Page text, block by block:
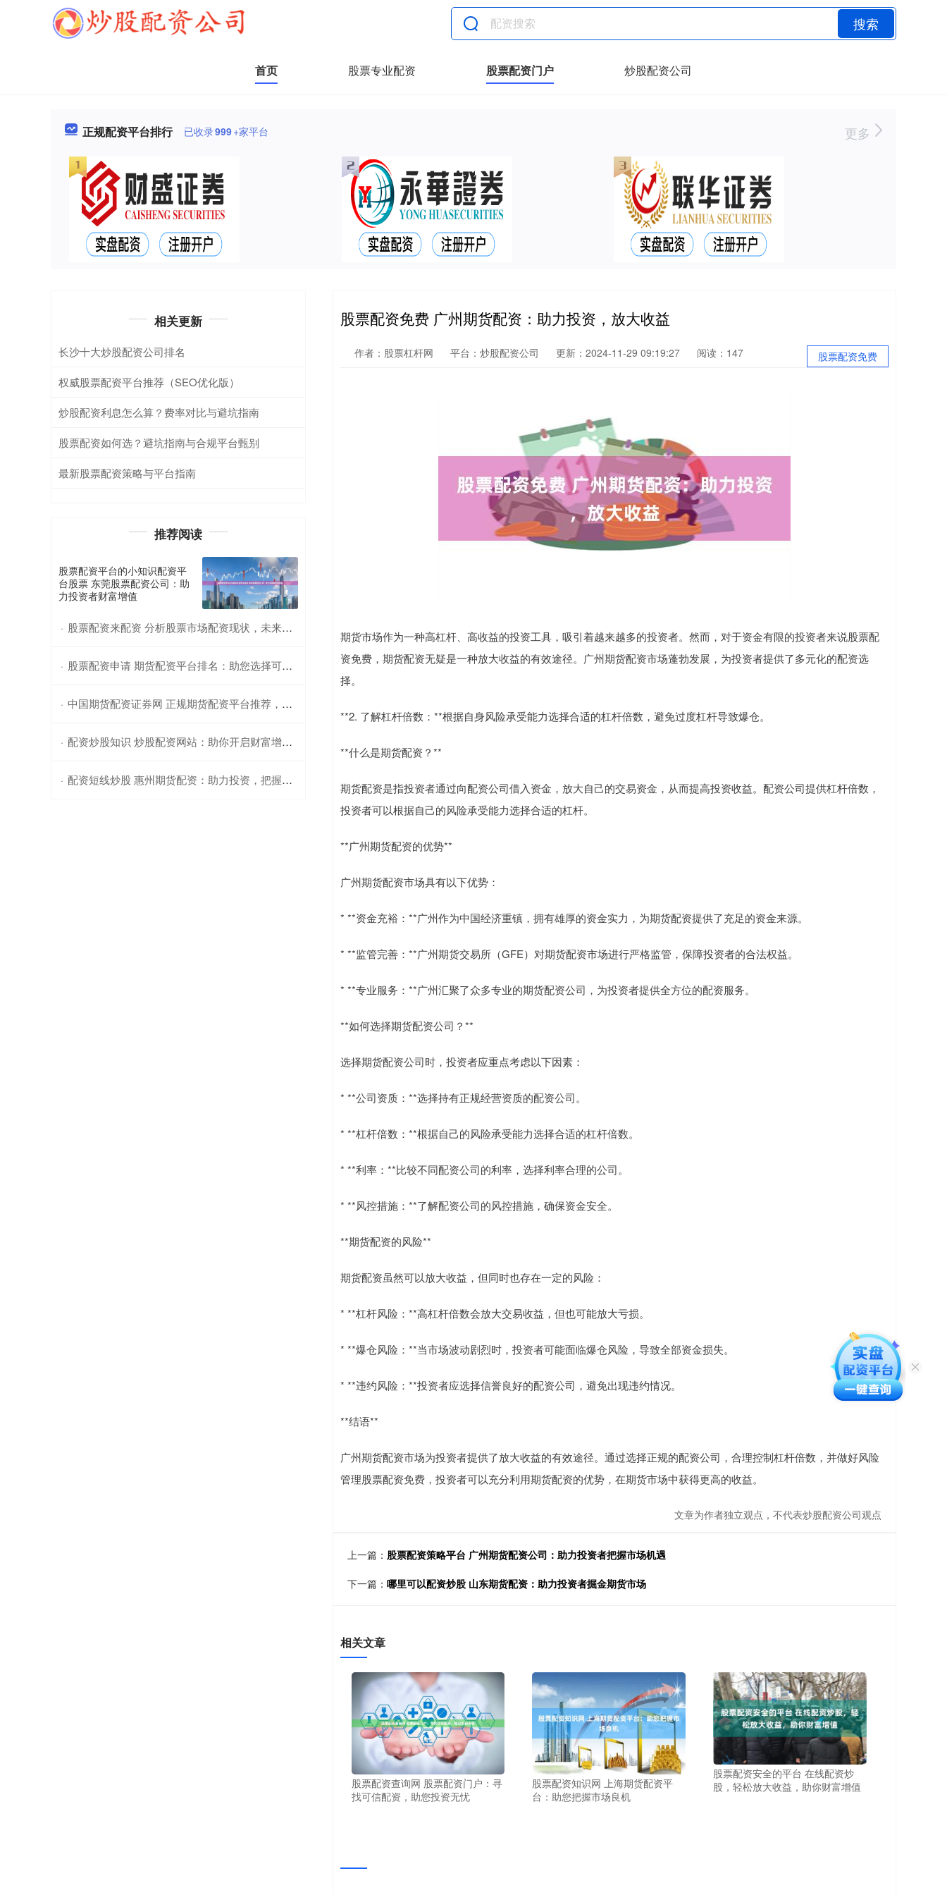
搜索
首页 股票专业配资 股票配资门户 炒股配资公司
正规配资平台排行 已收录999+家平台 更多
股票配资免费 广州期货配资：助力投资，放大收益
股票配资免费
作者：股票杠杆网 平台：炒股配资公司 更新：2024-11-29 09:19:27 阅读：147
期货市场作为一种高杠杆、高收益的投资工具，吸引着越来越多的投资者。然而，对于资金有限的投资者来说股票配
资免费，期货配资无疑是一种放大收益的有效途径。广州期货配资市场蓬勃发展，为投资者提供了多元化的配资选
择。
**2. 了解杠杆倍数：**根据自身风险承受能力选择合适的杠杆倍数，避免过度杠杆导致爆仓。
**什么是期货配资？**
期货配资是指投资者通过向配资公司借入资金，放大自己的交易资金，从而提高投资收益。配资公司提供杠杆倍数，
投资者可以根据自己的风险承受能力选择合适的杠杆。
**广州期货配资的优势**
广州期货配资市场具有以下优势：
* **资金充裕：**广州作为中国经济重镇，拥有雄厚的资金实力，为期货配资提供了充足的资金来源。
* **监管完善：**广州期货交易所（GFE）对期货配资市场进行严格监管，保障投资者的合法权益。
* **专业服务：**广州汇聚了众多专业的期货配资公司，为投资者提供全方位的配资服务。
**如何选择期货配资公司？**
选择期货配资公司时，投资者应重点考虑以下因素：
* **公司资质：**选择持有正规经营资质的配资公司。
* **杠杆倍数：**根据自己的风险承受能力选择合适的杠杆倍数。
* **利率：**比较不同配资公司的利率，选择利率合理的公司。
* **风控措施：**了解配资公司的风控措施，确保资金安全。
**期货配资的风险**
期货配资虽然可以放大收益，但同时也存在一定的风险：
* **杠杆风险：**高杠杆倍数会放大交易收益，但也可能放大亏损。
* **爆仓风险：**当市场波动剧烈时，投资者可能面临爆仓风险，导致全部资金损失。
* **违约风险：**投资者应选择信誉良好的配资公司，避免出现违约情况。
**结语**
广州期货配资市场为投资者提供了放大收益的有效途径。通过选择正规的配资公司，合理控制杠杆倍数，并做好风险
管理股票配资免费，投资者可以充分利用期货配资的优势，在期货市场中获得更高的收益。
文章为作者独立观点，不代表炒股配资公司观点
上一篇： 股票配资策略平台 广州期货配资公司：助力投资者把握市场机遇
下一篇： 哪里可以配资炒股 山东期货配资：助力投资者掘金期货市场
相关文章
股票配资查询网 股票配资门户：寻
找可信配资，助您投资无忧
股票配资知识网 上海期货配资平
台：助您把握市场良机
股票配资安全的平台 在线配资炒
股，轻松放大收益，助你财富增值
相关更新
长沙十大炒股配资公司排名
权威股票配资平台推荐（SEO优化版）
炒股配资利息怎么算？费率对比与避坑指南
股票配资如何选？避坑指南与合规平台甄别
最新股票配资策略与平台指南
推荐阅读
股票配资平台的小知识配资平
台股票 东莞股票配资公司：助
力投资者财富增值
· 股票配资来配资 分析股票市场配资现状，未来发展前景如何？
· 股票配资申请 期货配资平台排名：助您选择可靠配资服务
· 中国期货配资证券网 正规期货配资平台推荐，助力投资稳健获利
· 配资炒股知识 炒股配资网站：助你开启财富增值之旅
· 配资短线炒股 惠州期货配资：助力投资，把握市场先机